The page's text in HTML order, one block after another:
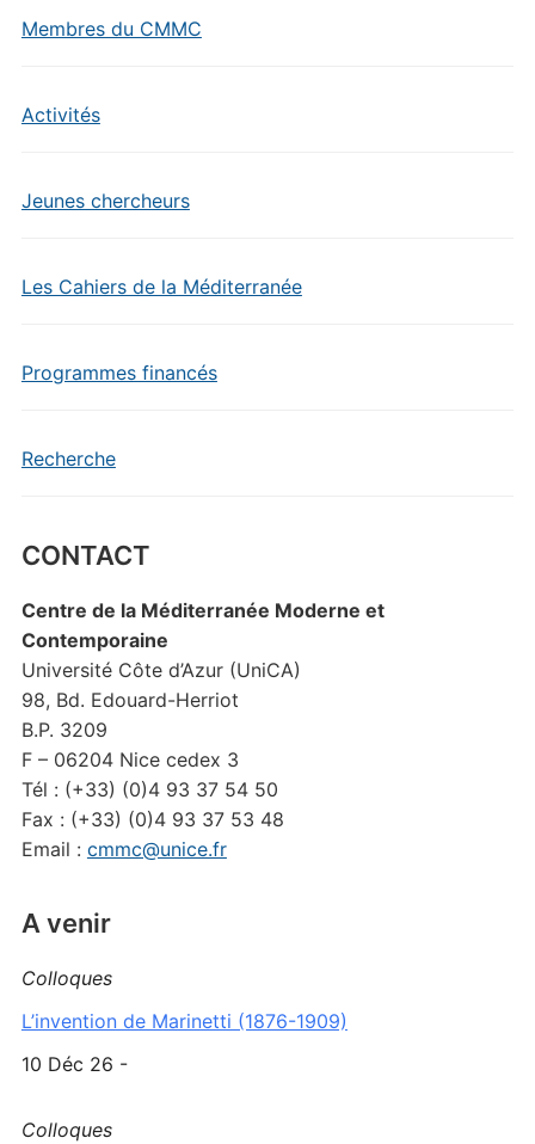
Membres du CMMC
Activités
Jeunes chercheurs
Les Cahiers de la Méditerranée
Programmes financés
Recherche
CONTACT
Centre de la Méditerranée Moderne et
Contemporaine
Université Côte d’Azur (UniCA)
98, Bd. Edouard-Herriot
B.P. 3209
F – 06204 Nice cedex 3
Tél : (+33) (0)4 93 37 54 50
Fax : (+33) (0)4 93 37 53 48
Email : cmmc@unice.fr
A venir
Colloques
L’invention de Marinetti (1876-1909)
10 Déc 26 -
Colloques